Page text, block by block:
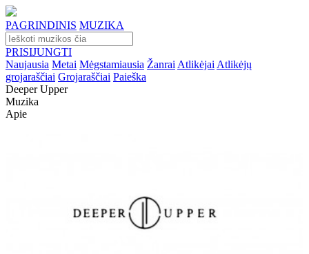
PAGRINDINIS MUZIKA
PRISIJUNGTI
Naujausia Metai Mėgstamiausia Žanrai Atlikėjai Atlikėjų
grojaraščiai Grojaraščiai Paieška
Deeper Upper
Muzika
Apie